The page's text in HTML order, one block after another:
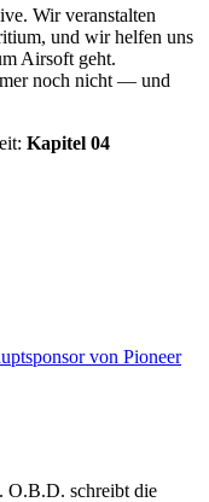
Wir veranstalten
und wir helfen uns
Airsoft geht.
noch nicht — und
Kapitel 04
O.B.D. schreibt die